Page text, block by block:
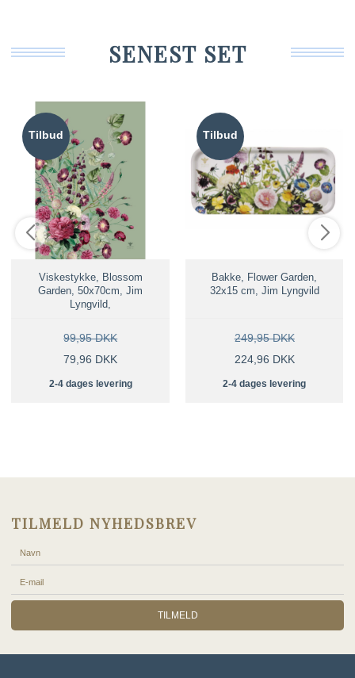
SENEST SET
Tilbud
Viskestykke, Blossom
Garden, 50x70cm, Jim
Lyngvild,
99,95 DKK
79,96 DKK
2-4 dages levering
Tilbud
Bakke, Flower Garden,
32x15 cm, Jim Lyngvild
249,95 DKK
224,96 DKK
2-4 dages levering
TILMELD NYHEDSBREV
TILMELD